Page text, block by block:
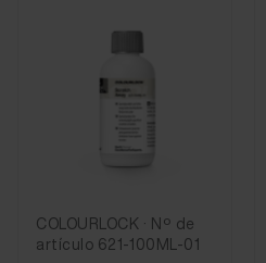
COLOURLOCK · Nº de
artículo 621-100ML-01